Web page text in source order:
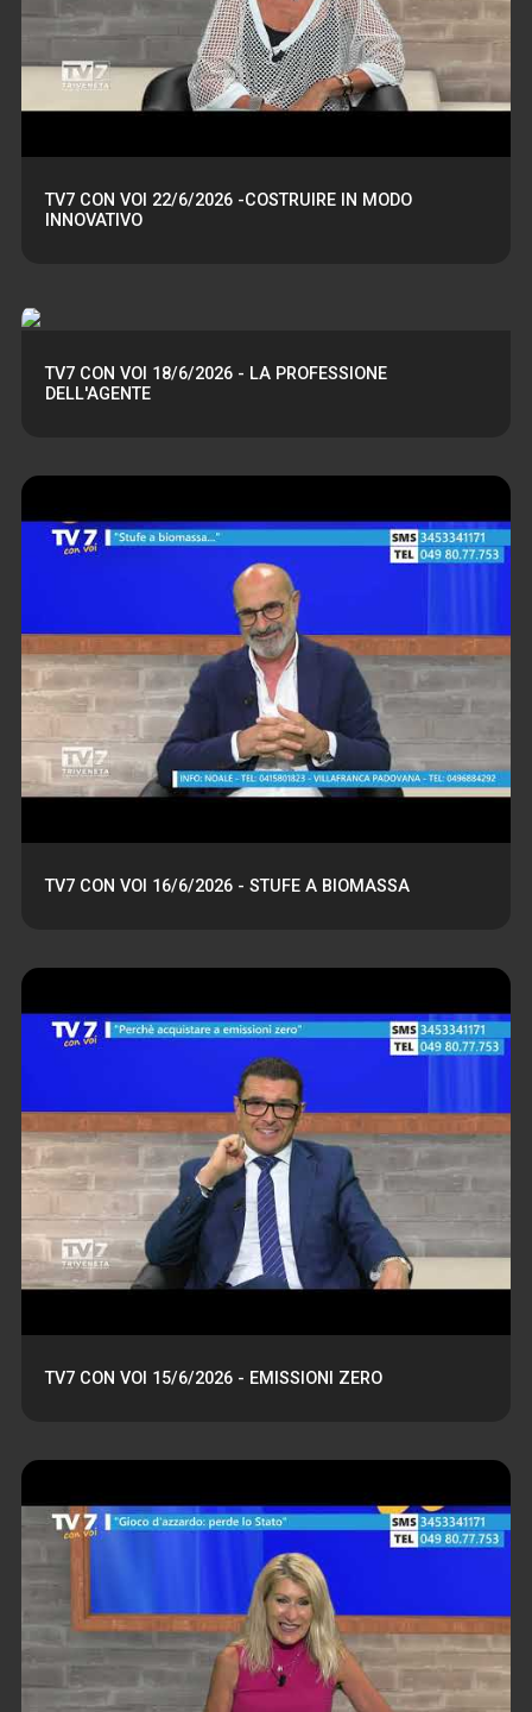
TV7 CON VOI 22/6/2026 -COSTRUIRE IN MODO
INNOVATIVO
TV7 CON VOI 18/6/2026 - LA PROFESSIONE
DELL'AGENTE
TV7 CON VOI 16/6/2026 - STUFE A BIOMASSA
TV7 CON VOI 15/6/2026 - EMISSIONI ZERO